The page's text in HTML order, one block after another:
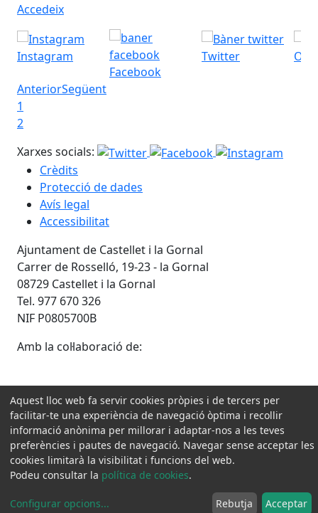
Accedeix
Instagram
Facebook
Twitter
AnteriorSegüent
1
2
Xarxes socials:
Crèdits
Protecció de dades
Avís legal
Accessibilitat
Ajuntament de Castellet i la Gornal
Carrer de Rosselló, 19-23 - la Gornal
08729 Castellet i la Gornal
Tel. 977 670 326
NIF P0805700B
Amb la col·laboració de:
Aquest lloc web fa servir cookies pròpies i de tercers per
facilitar-te una experiència de navegació òptima i recollir
informació anònima per millorar i adaptar-nos a les teves
preferències i pautes de navegació. Navegar sense acceptar les
cookies limitarà la visibilitat i funcions del web.
Podeu consultar la política de cookies.
Configurar opcions... Rebutja Acceptar